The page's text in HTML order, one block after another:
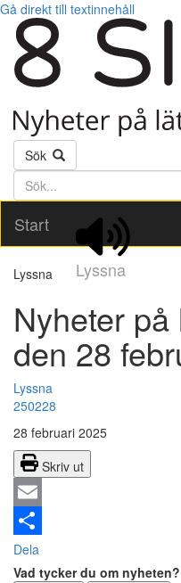
Gå direkt till textinnehåll
Sök
Söktext
Start
Lyssna
Lyssna
Nyheter
den 28
Lyssna
250228
28 februari 2025
Skriv ut
Email
Dela
Vad tycker du om nyheten?